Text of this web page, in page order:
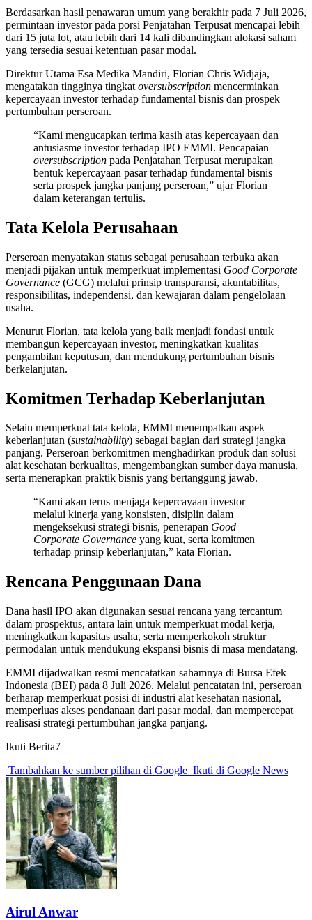
Berdasarkan hasil penawaran umum yang berakhir pada 7 Juli 2026,
permintaan investor pada porsi Penjatahan Terpusat mencapai lebih
dari 15 juta lot, atau lebih dari 14 kali dibandingkan alokasi saham
yang tersedia sesuai ketentuan pasar modal.
Direktur Utama Esa Medika Mandiri, Florian Chris Widjaja,
mengatakan tingginya tingkat oversubscription mencerminkan
kepercayaan investor terhadap fundamental bisnis dan prospek
pertumbuhan perseroan.
“Kami mengucapkan terima kasih atas kepercayaan dan
antusiasme investor terhadap IPO EMMI. Pencapaian
oversubscription pada Penjatahan Terpusat merupakan
bentuk kepercayaan pasar terhadap fundamental bisnis
serta prospek jangka panjang perseroan,” ujar Florian
dalam keterangan tertulis.
Tata Kelola Perusahaan
Perseroan menyatakan status sebagai perusahaan terbuka akan
menjadi pijakan untuk memperkuat implementasi Good Corporate
Governance (GCG) melalui prinsip transparansi, akuntabilitas,
responsibilitas, independensi, dan kewajaran dalam pengelolaan
usaha.
Menurut Florian, tata kelola yang baik menjadi fondasi untuk
membangun kepercayaan investor, meningkatkan kualitas
pengambilan keputusan, dan mendukung pertumbuhan bisnis
berkelanjutan.
Komitmen Terhadap Keberlanjutan
Selain memperkuat tata kelola, EMMI menempatkan aspek
keberlanjutan (sustainability) sebagai bagian dari strategi jangka
panjang. Perseroan berkomitmen menghadirkan produk dan solusi
alat kesehatan berkualitas, mengembangkan sumber daya manusia,
serta menerapkan praktik bisnis yang bertanggung jawab.
“Kami akan terus menjaga kepercayaan investor
melalui kinerja yang konsisten, disiplin dalam
mengeksekusi strategi bisnis, penerapan Good
Corporate Governance yang kuat, serta komitmen
terhadap prinsip keberlanjutan,” kata Florian.
Rencana Penggunaan Dana
Dana hasil IPO akan digunakan sesuai rencana yang tercantum
dalam prospektus, antara lain untuk memperkuat modal kerja,
meningkatkan kapasitas usaha, serta memperkokoh struktur
permodalan untuk mendukung ekspansi bisnis di masa mendatang.
EMMI dijadwalkan resmi mencatatkan sahamnya di Bursa Efek
Indonesia (BEI) pada 8 Juli 2026. Melalui pencatatan ini, perseroan
berharap memperkuat posisi di industri alat kesehatan nasional,
memperluas akses pendanaan dari pasar modal, dan mempercepat
realisasi strategi pertumbuhan jangka panjang.
Ikuti Berita7
Tambahkan ke sumber pilihan di Google Ikuti di Google News
Airul Anwar